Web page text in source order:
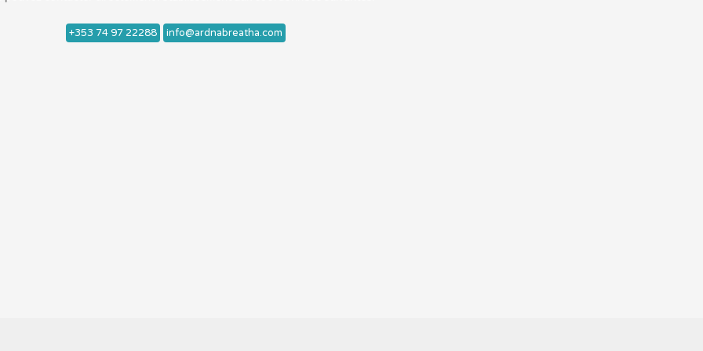
+353 74 97 22288 info@ardnabreatha.com